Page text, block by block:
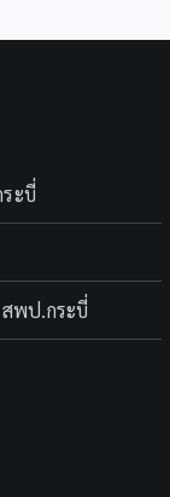
ะบี่
สพป.กระบี่